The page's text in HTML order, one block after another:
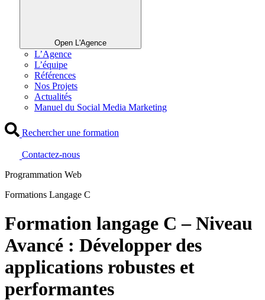
Open L'Agence
L’Agence
L’équipe
Références
Nos Projets
Actualités
Manuel du Social Media Marketing
Rechercher une formation
Contactez-nous
Programmation Web
Formations Langage C
Formation langage C – Niveau
Avancé : Développer des
applications robustes et
performantes